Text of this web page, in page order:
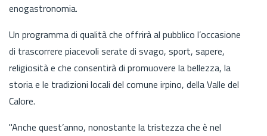
enogastronomia.
Un programma di qualità che offrirà al pubblico l’occasione
di trascorrere piacevoli serate di svago, sport, sapere,
religiosità e che consentirà di promuovere la bellezza, la
storia e le tradizioni locali del comune irpino, della Valle del
Calore.
"Anche quest’anno, nonostante la tristezza che è nel